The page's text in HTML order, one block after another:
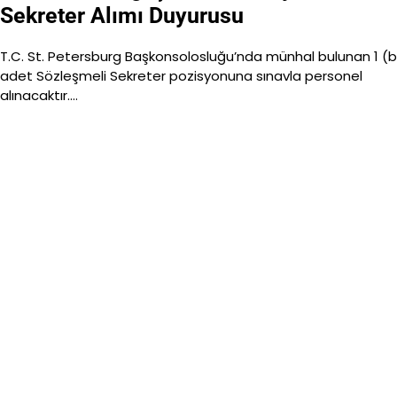
Sekreter Alımı Duyurusu
T.C. St. Petersburg Başkonsolosluğu’nda münhal bulunan 1
adet Sözleşmeli Sekreter pozisyonuna sınavla personel
alınacaktır.…